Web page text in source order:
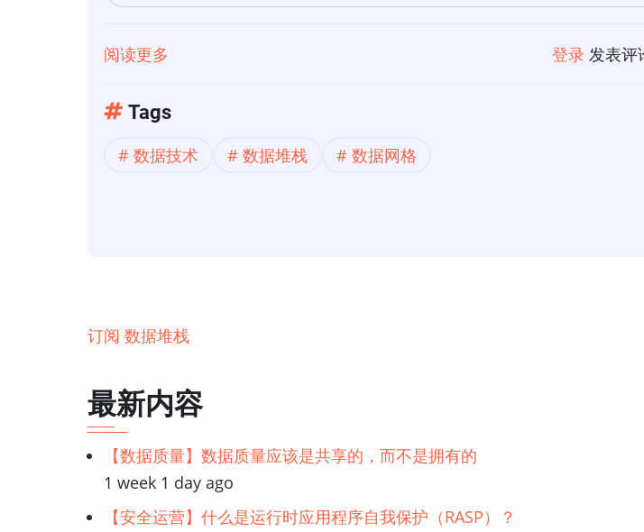
阅读更多
【数
技
堆
栈
的
题
登录 发表评
Tags
数据技术 数据堆栈 数据网格
订阅 数据堆栈
最新内容
【数据质量】数据质量应该是共享的，而不是拥有的
1 week 1 day ago
【安全运营】什么是运行时应用程序自我保护（RASP）？